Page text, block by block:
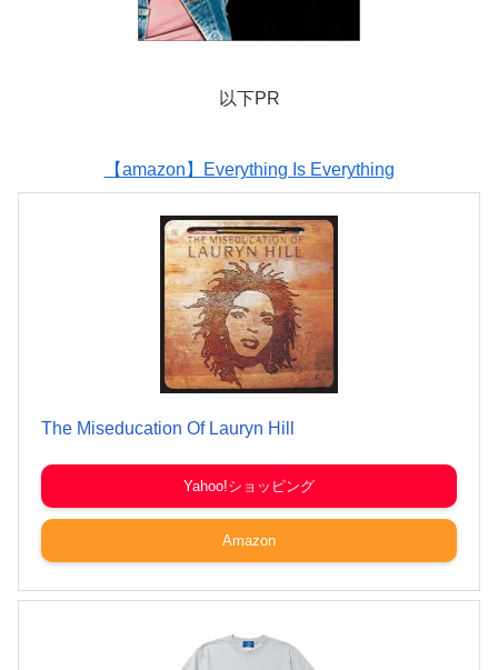
以下PR
【amazon】Everything Is Everything
The Miseducation Of Lauryn Hill
Yahoo!ショッピング
Amazon